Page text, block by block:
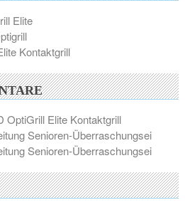
Elite
Kontaktgrill
OptiGrill Elite Kontaktgrill
Senioren-Überraschungsei
Senioren-Überraschungsei